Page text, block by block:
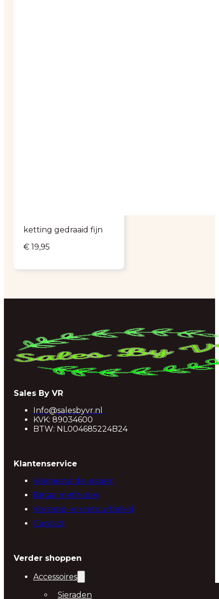
ketting gedraaid fijn
€ 19,95
Sales By VR
Info@salesbyvr.nl
KVK: 89034600
BTW: NL004685224B24
Klantenservice
Veelgestelde vragen
Betaalmethodes
Verzend- en retourbeleid
Contact
Verder shoppen
Accessoires
Sieraden